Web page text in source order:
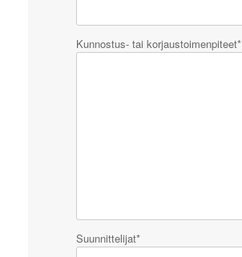
Kunnostus- tai korjaustoimenpiteet*
Suunnittelijat*